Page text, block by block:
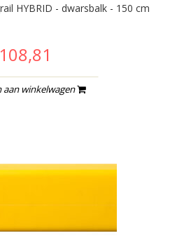
HYBRID - dwarsbalk - 150 cm
aan winkelwagen